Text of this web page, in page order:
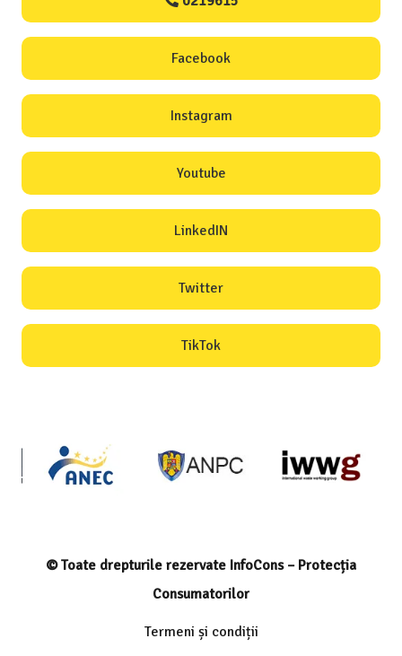
Facebook
Instagram
Youtube
LinkedIN
Twitter
TikTok
© Toate drepturile rezervate InfoCons – Protecția
Consumatorilor
Termeni și condiții